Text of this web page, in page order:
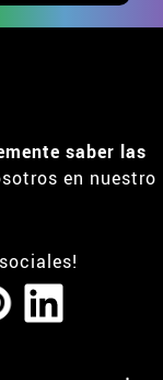
saber las
en nuestro